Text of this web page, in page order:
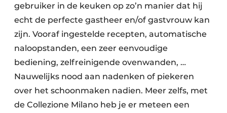
gebruiker in de keuken op zo’n manier dat hij
echt de perfecte gastheer en/of gastvrouw kan
zijn. Vooraf ingestelde recepten, automatische
naloopstanden, een zeer eenvoudige
bediening, zelfreinigende ovenwanden, …
Nauwelijks nood aan nadenken of piekeren
over het schoonmaken nadien. Meer zelfs, met
de Collezione Milano heb je er meteen een